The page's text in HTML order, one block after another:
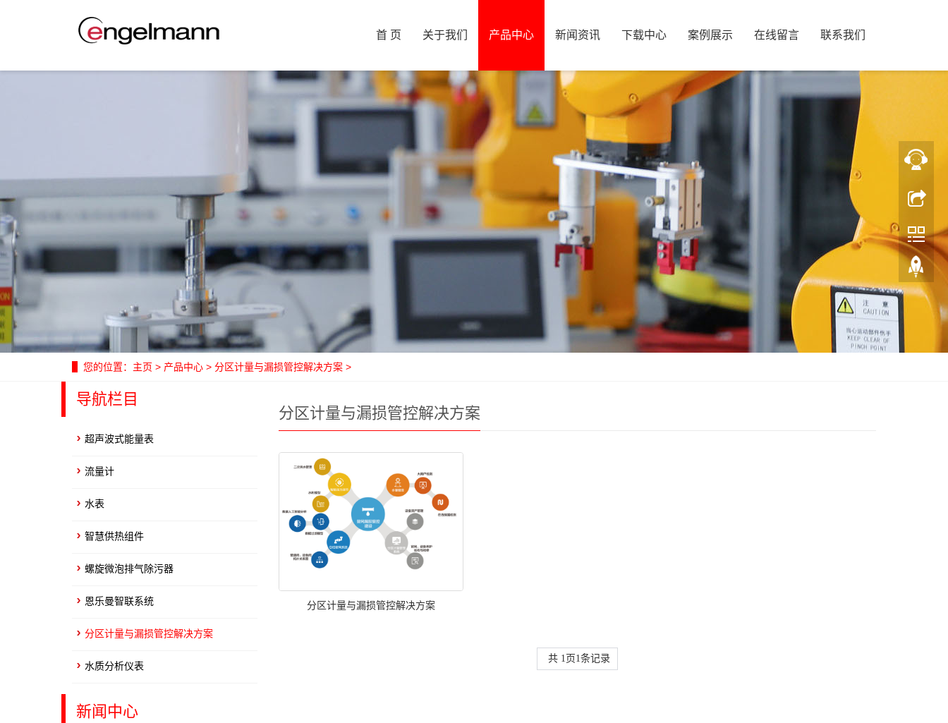
首 页 关于我们 产品中心 新闻资讯 下载中心 案例展示 在线留言 联系我们
您的位置： 主页 > 产品中心 > 分区计量与漏损管控解决方案 >
分区计量与漏损管控解决方案
分区计量与漏损管控解决方案
共 1 页 1条记录
导航栏目
超声波式能量表
流量计
水表
智慧供热组件
螺旋微泡排气除污器
恩乐曼智联系统
分区计量与漏损管控解决方案
水质分析仪表
新闻中心